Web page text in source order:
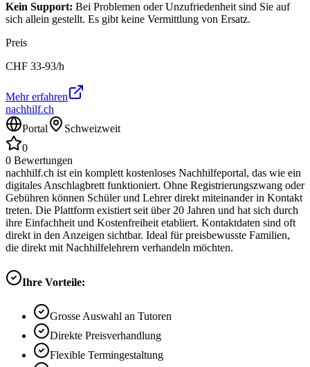
Kein Support: Bei Problemen oder Unzufriedenheit sind Sie auf
sich allein gestellt. Es gibt keine Vermittlung von Ersatz.
Preis
CHF 33-93/h
Mehr erfahren
nachhilf.ch
Portal
Schweizweit
0
0 Bewertungen
nachhilf.ch ist ein komplett kostenloses Nachhilfeportal, das wie ein
digitales Anschlagbrett funktioniert. Ohne Registrierungszwang oder
Gebühren können Schüler und Lehrer direkt miteinander in Kontakt
treten. Die Plattform existiert seit über 20 Jahren und hat sich durch
ihre Einfachheit und Kostenfreiheit etabliert. Kontaktdaten sind oft
direkt in den Anzeigen sichtbar. Ideal für preisbewusste Familien,
die direkt mit Nachhilfelehrern verhandeln möchten.
Ihre Vorteile:
Grosse Auswahl an Tutoren
Direkte Preisverhandlung
Flexible Termingestaltung